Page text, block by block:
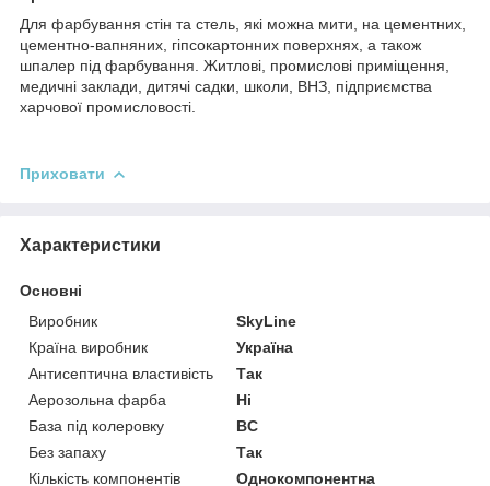
Для фарбування стін та стель, які можна мити, на цементних,
цементно-вапняних, гіпсокартонних поверхнях, а також
шпалер під фарбування. Житлові, промислові приміщення,
медичні заклади, дитячі садки, школи, ВНЗ, підприємства
харчової промисловості.
Приховати
Характеристики
Основні
Виробник
SkyLine
Країна виробник
Україна
Антисептична властивість
Так
Аерозольна фарба
Ні
База під колеровку
BC
Без запаху
Так
Кількість компонентів
Однокомпонентна